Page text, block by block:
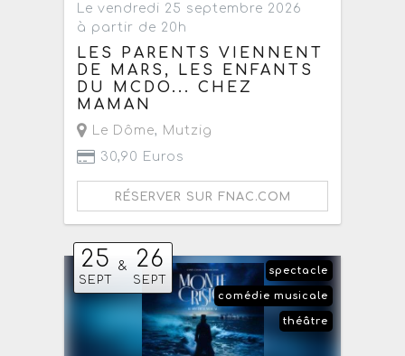
Le vendredi 25 septembre 2026
à partir de 20h
LES PARENTS VIENNENT
DE MARS, LES ENFANTS
DU MCDO... CHEZ
MAMAN
Le Dôme, Mutzig
30,90 Euros
RÉSERVER SUR FNAC.COM
25
SEPT
& 26
SEPT
spectacle
comédie musicale
théâtre